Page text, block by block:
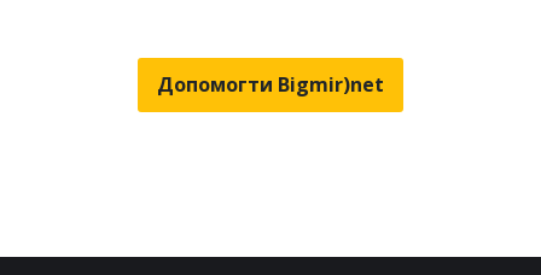
Допомогти Bigmir)net